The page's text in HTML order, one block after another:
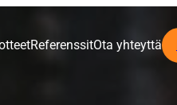
ReferenssitOta yhteyttä